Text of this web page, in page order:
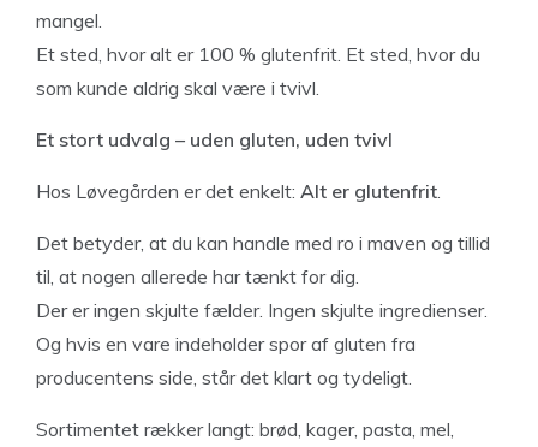
mangel.
Et sted, hvor alt er 100 % glutenfrit. Et sted, hvor du
som kunde aldrig skal være i tvivl.
Et stort udvalg – uden gluten, uden tvivl
Hos Løvegården er det enkelt: Alt er glutenfrit
Det betyder, at du kan handle med ro i maven og tillid
til, at nogen allerede har tænkt for dig.
Der er ingen skjulte fælder. Ingen skjulte ingredienser.
Og hvis en vare indeholder spor af gluten fra
producentens side, står det klart og tydeligt.
Sortimentet rækker langt: brød, kager, pasta, mel,